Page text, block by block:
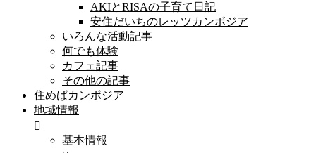
AKIとRISAの子育て日記
安住だいちのレッツカンボジア
いろんな活動記事
何でも体験
カフェ記事
その他の記事
住めばカンボジア
地域情報
基本情報